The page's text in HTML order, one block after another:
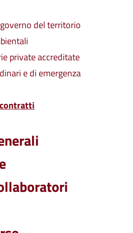
del territorio
private accreditate
e di emergenza